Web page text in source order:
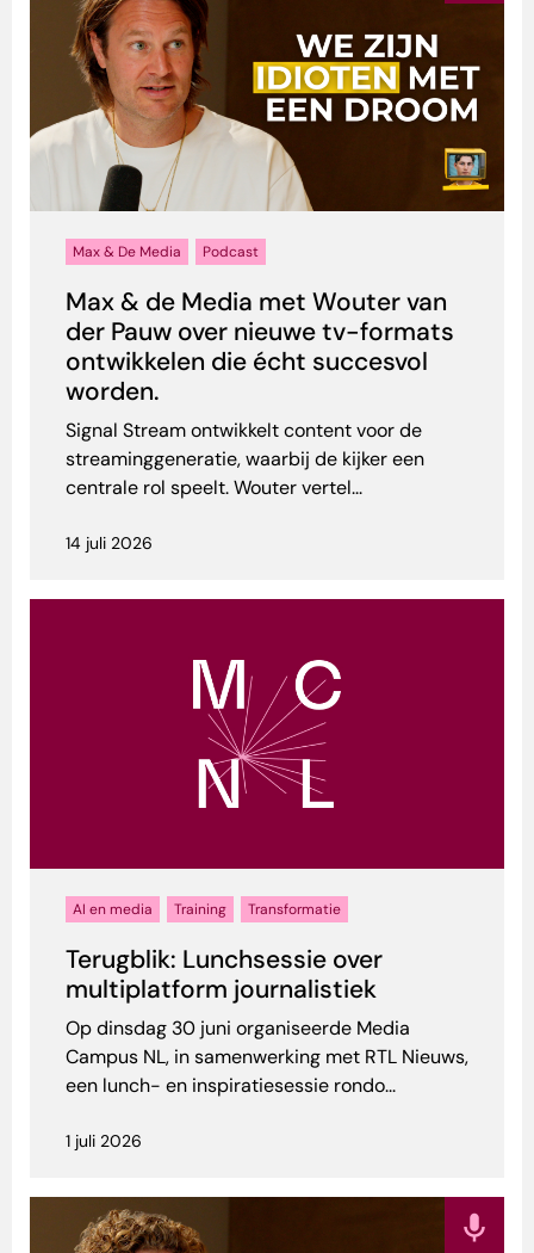
Max & De Media Podcast
Max & de Media met Wouter van
der Pauw over nieuwe tv-formats
ontwikkelen die écht succesvol
worden.
Signal Stream ontwikkelt content voor de
streaminggeneratie, waarbij de kijker een
centrale rol speelt. Wouter vertel...
14 juli 2026
AI en media Training Transformatie
Terugblik: Lunchsessie over
multiplatform journalistiek
Op dinsdag 30 juni organiseerde Media
Campus NL, in samenwerking met RTL Nieuws,
een lunch- en inspiratiesessie rondo...
1 juli 2026